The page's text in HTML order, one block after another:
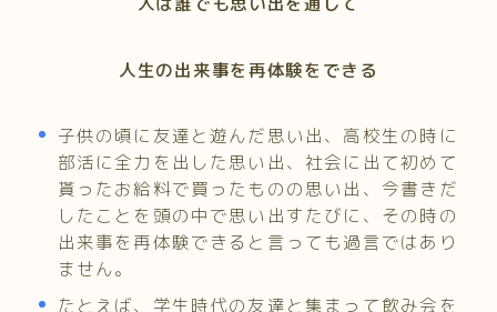
人生の出来事を再体験をできる
子供の頃に友達と遊んだ思い出、高校生の時に
部活に全力を出した思い出、社会に出て初めて
貰ったお給料で買ったものの思い出、今書きだ
したことを頭の中で思い出すたびに、その時の
出来事を再体験できると言っても過言ではあり
ません。
たとえば、学生時代の友達と集まって飲み会を